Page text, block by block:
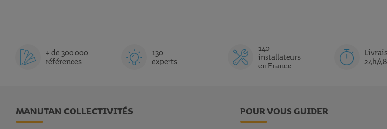
+ de 300 000
références
130
experts
140
installateurs
en France
24h/
MANUTAN COLLECTIVITÉS POUR VOUS GUIDER